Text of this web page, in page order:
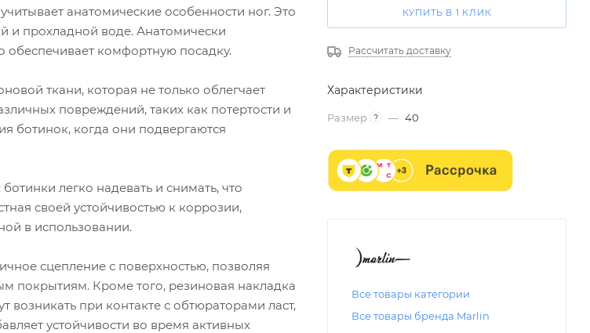
анатомические особенности ног. Это
и прохладной воде. Анатомически
обеспечивает комфортную посадку.
ткани, которая не только облегчает
повреждений, таких как потертости и
ботинок, когда они подвергаются
легко надевать и снимать, что
своей устойчивостью к коррозии,
в использовании.
сцепление с поверхностью, позволяя
покрытиям. Кроме того, резиновая накладка
при контакте с обтюраторами ласт,
устойчивости во время активных
КУПИТЬ В 1 КЛИК
Рассчитать доставку
Характеристики
Размер ? — 40
Все товары категории
Все товары бренда Marlin